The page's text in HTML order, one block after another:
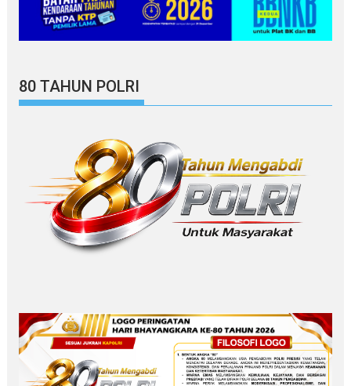
80 TAHUN POLRI